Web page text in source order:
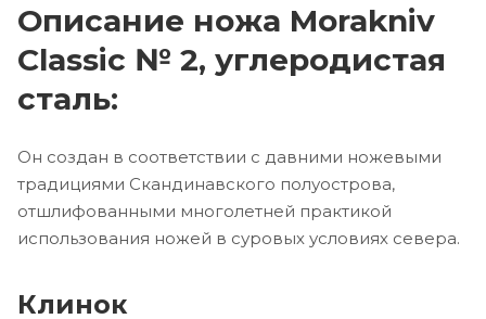
Описание ножа Morakniv
Classic № 2, углеродистая
сталь:
Он создан в соответствии с давними ножевыми
традициями Скандинавского полуострова,
отшлифованными многолетней практикой
использования ножей в суровых условиях севера.
Клинок